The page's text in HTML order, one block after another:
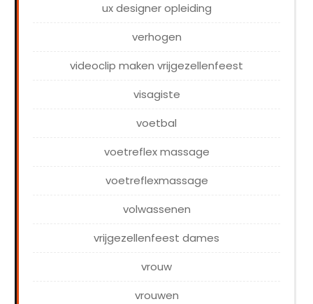
ux designer opleiding
verhogen
videoclip maken vrijgezellenfeest
visagiste
voetbal
voetreflex massage
voetreflexmassage
volwassenen
vrijgezellenfeest dames
vrouw
vrouwen